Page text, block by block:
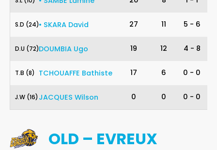
24 • SKARA David
S.D (24) 27 11 5 - 6
72 DOUMBIA Ugo
D.U (72) 19 12 4 - 8
8 TCHOUAFFE Bathiste
T.B (8) 17 6 0 - 0
16 JACQUES Wilson
J.W (16) 0 0 0 - 0
OLD – EVREUX